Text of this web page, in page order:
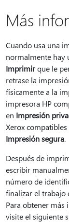
Más
Cuando usa una
normalmente hay
Imprimirque le
retrase la
físicamente a la
impresora HP
en Impresión
Xerox compatibles
Impresión segura.
Después de
escribir
número de
finalizar el trabajo
Para obtener más
visite el siguiente